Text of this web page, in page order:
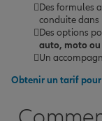
Des formules
conduite dans
Des options
auto, moto ou
Un
Obtenir un tarif pour